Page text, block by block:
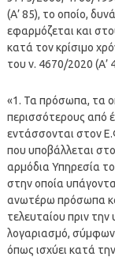
(Α’ 85), το οποίο,
εφαρμόζεται και
κατά τον κρίσιμο
του ν. 4670/2020 (Α’
«1. Τα πρόσωπα, τα
περισσότερους από
εντάσσονται στον
που υποβάλλεται
αρμόδια Υπηρεσία
στην οποία
ανωτέρω πρόσωπα
τελευταίου πριν
λογαριασμό,
όπως ισχύει κατά